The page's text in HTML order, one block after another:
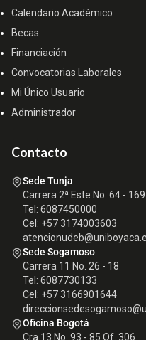
Calendario Académico
Becas
Financiación
Convocatorias Laborales
Mi Único Usuario
Administrador
Contacto
Sede Tunja
Carrera 2ª Este No. 64 - 169
Tel: 6087450000
Cel: +57 3174003603
Sede Sogamoso
Carrera 11 No. 26 - 18
Tel: 6087730133
Cel: +57 3166901644
Oficina Bogotá
Cra 13 No. 93 - 85 Of. 306